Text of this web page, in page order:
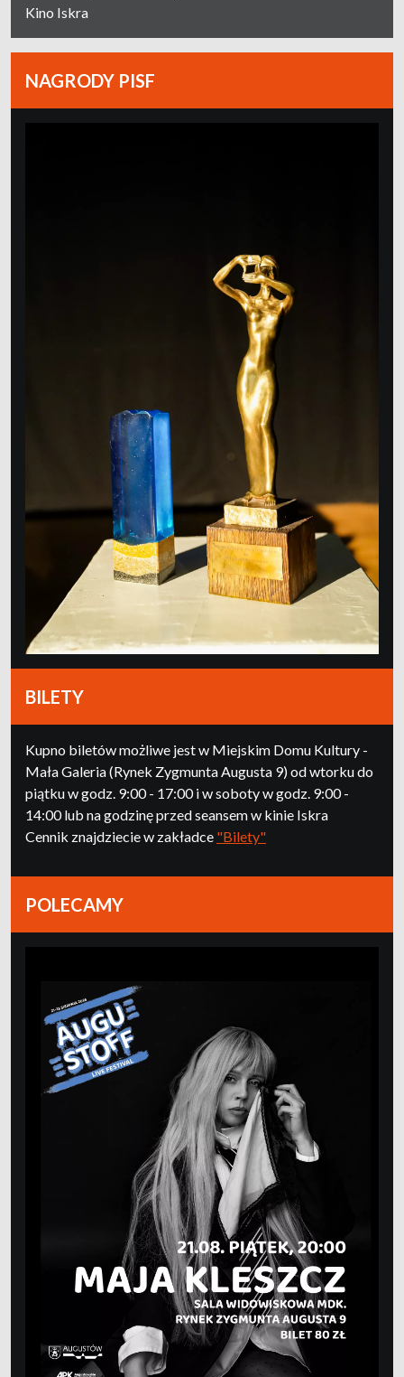
Kino Iskra
NAGRODY PISF
BILETY
Kupno biletów możliwe jest w Miejskim Domu Kultury -
Mała Galeria (Rynek Zygmunta Augusta 9) od wtorku do
piątku w godz. 9:00 - 17:00 i w soboty w godz. 9:00 -
14:00 lub na godzinę przed seansem w kinie Iskra
Cennik znajdziecie w zakładce "Bilety"
POLECAMY